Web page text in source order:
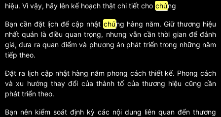
hiệu. Vì vậy, hãy lên kế hoạch thật chi tiết cho chúng
Bạn cần đặt lịch để cập nhật chúng hàng năm. Giữ thương hiệu
nhất quán là điều quan trọng, nhưng vẫn cần thời gian để đánh
giá, đưa ra quan điểm và phương án phát triển trong những năm
tiếp theo.
Đặt ra lịch cập nhật hàng năm phong cách thiết kế. Phong cách
và xu hướng thay đổi của thành tố của thương hiệu cũng cần
phát triển theo.
Bạn nên kiểm soát định kỳ các nội dung liên quan đến thương